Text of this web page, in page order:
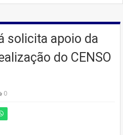
solicita apoio da
do CENSO
0